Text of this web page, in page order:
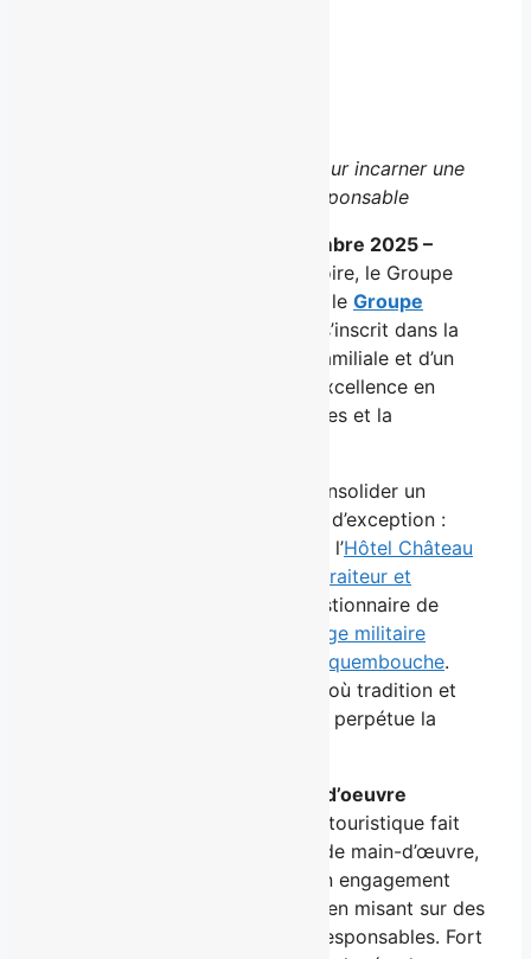
Une nouvelle ère engagée pour incarner une
gestion humaine et responsable
Québec, le mercredi 26 novembre 2025 –
Porté par un demi-siècle d’histoire, le Groupe
Cogirès se réinvente et devient le Groupe
. Cette transformation s’inscrit dans la
continuité d’une riche histoire familiale et d’un
engagement profond envers l’excellence en
hospitalité, les relations humaines et la
Cette nouvelle identité vient consolider un
regroupement d’établissements d’exception :
, l’Hôtel Château
George V services traiteur et
qui est également gestionnaire de
Espace événementiel du Manège militaire
Le Croquembouche.
Autant de lieux emblématiques où tradition et
innovation se côtoient, et où se perpétue la
Agir face à la pénurie de main d’oeuvre
Dans un contexte où l’industrie touristique fait
face à une importante pénurie de main-d’œuvre,
le Groupe Majorat réaffirme son engagement
envers la relève et la durabilité en misant sur des
pratiques de gestion humaine responsables. Fort